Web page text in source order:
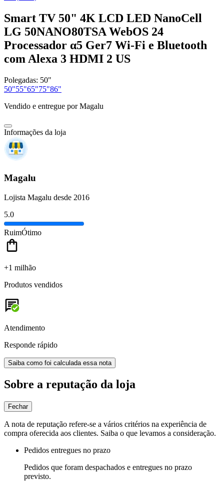
Smart TV 50" 4K LCD LED NanoCell
LG 50NANO80TSA WebOS 24
Processador α5 Ger7 Wi-Fi e Bluetooth
com Alexa 3 HDMI 2 US
Polegadas: 50"
50"55"65"75"86"
Vendido e entregue por Magalu
Informações da loja
Magalu
Lojista Magalu desde 2016
5.0
RuimÓtimo
+1 milhão
Produtos vendidos
Atendimento
Responde rápido
Saiba como foi calculada essa nota
Sobre a reputação da loja
Fechar
A nota de reputação refere-se a vários critérios na experiência de
compra oferecida aos clientes. Saiba o que levamos a consideração.
Pedidos entregues no prazo
Pedidos que foram despachados e entregues no prazo
previsto.